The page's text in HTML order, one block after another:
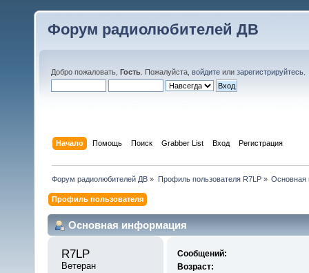
Форум радиолюбителей ДВ
Добро пожаловать, Гость . Пожалуйста, войдите или зарегистрируйтесь
Начало Помощь Поиск Grabber List Вход Регистрация
Форум радиолюбителей ДВ » Профиль пользователя R7LP» Основная
Профиль пользователя
Основная информация
R7LP
Ветеран
Сообщений:
Возраст: